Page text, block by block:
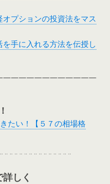
プションの投資法をマス
手に入れる方法を伝授し
たい！【５７の相場格
しく